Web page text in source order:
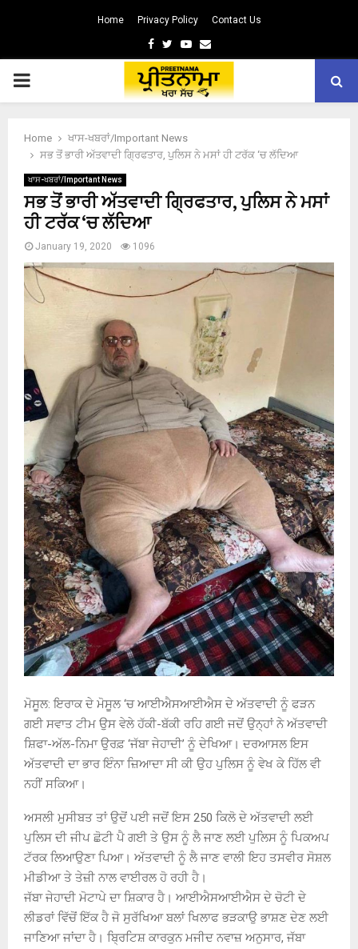
Home Privacy Policy Contact Us
Facebook
TwitterYoutube
Email
PRIMARY
Home
ਖਾਸ-ਖਬਰਾਂ/Important News
ਸਭ ਤੋਂ ਭਾਰੀ ਅੱਤਵਾਦੀ ਗ੍ਰਿਫਤਾਰ, ਪੁਲਿਸ ਨੇ ਮਸਾਂ ਹੀ ਟਰੱਕ ‘ਚ ਲੱਦਿਆ
ਖਾਸ-ਖਬਰਾਂ/Important News
ਸਭ ਤੋਂ ਭਾਰੀ ਅੱਤਵਾਦੀ ਗ੍ਰਿਫਤਾਰ, ਪੁਲਿਸ ਨੇ ਮਸਾਂ
ਹੀ ਟਰੱਕ ‘ਚ ਲੱਦਿਆ
January 19, 2020 1096
ਮੋਸੂਲ: ਇਰਾਕ ਦੇ ਮੋਸੂਲ ‘ਚ ਆਈਐਸਆਈਐਸ ਦੇ ਅੱਤਵਾਦੀ ਨੂੰ ਫੜਨ
ਗਈ ਸਵਾਤ ਟੀਮ ਉਸ ਵੇਲੇ ਹੱਕੀ-ਬੱਕੀ ਰਹਿ ਗਈ ਜਦੋਂ ਉਨ੍ਹਾਂ ਨੇ ਅੱਤਵਾਦੀ
ਸ਼ਿਫਾ-ਅੱਲ-ਨਿਮਾ ਉਰਫ਼ ‘ਜੱਬਾ ਜੇਹਾਦੀ’ ਨੂੰ ਦੇਖਿਆ। ਦਰਆਸਲ ਇਸ
ਅੱਤਵਾਦੀ ਦਾ ਭਾਰ ਇੰਨਾ ਜ਼ਿਆਦਾ ਸੀ ਕੀ ਉਹ ਪੁਲਿਸ ਨੂੰ ਵੇਖ ਕੇ ਹਿੱਲ ਵੀ
ਨਹੀਂ ਸਕਿਆ।
ਅਸਲੀ ਮੁਸੀਬਤ ਤਾਂ ਉਦੋਂ ਪਈ ਜਦੋਂ ਇਸ 250 ਕਿਲੋ ਦੇ ਅੱਤਵਾਦੀ ਲਈ
ਪੁਲਿਸ ਦੀ ਜੀਪ ਛੋਟੀ ਪੈ ਗਈ ਤੇ ਉਸ ਨੂੰ ਲੈ ਜਾਣ ਲਈ ਪੁਲਿਸ ਨੂੰ ਪਿਕਅਪ
ਟੱਰਕ ਲਿਆਉਣਾ ਪਿਆ। ਅੱਤਵਾਦੀ ਨੂੰ ਲੈ ਜਾਣ ਵਾਲੀ ਇਹ ਤਸਵੀਰ ਸੋਸ਼ਲ
ਮੀਡੀਆ ਤੇ ਤੇਜ਼ੀ ਨਾਲ ਵਾਈਰਲ ਹੋ ਰਹੀ ਹੈ।
ਜੱਬਾ ਜੇਹਾਦੀ ਮੋਟਾਪੇ ਦਾ ਸ਼ਿਕਾਰ ਹੈ। ਆਈਐਸਆਈਐਸ ਦੇ ਚੋਟੀ ਦੇ
ਲੀਡਰਾਂ ਵਿੱਚੋਂ ਇੱਕ ਹੈ ਜੋ ਸੁਰੱਖਿਆ ਬਲਾਂ ਖਿਲਾਫ ਭੜਕਾਉ ਭਾਸ਼ਣ ਦੇਣ ਲਈ
ਜਾਣਿਆ ਜਾਂਦਾ ਹੈ। ਬ੍ਰਿਟਿਸ਼ ਕਾਰਕੁਨ ਮਜੀਦ ਨਵਾਜ਼ ਅਨੁਸਾਰ, ਜੱਬਾ